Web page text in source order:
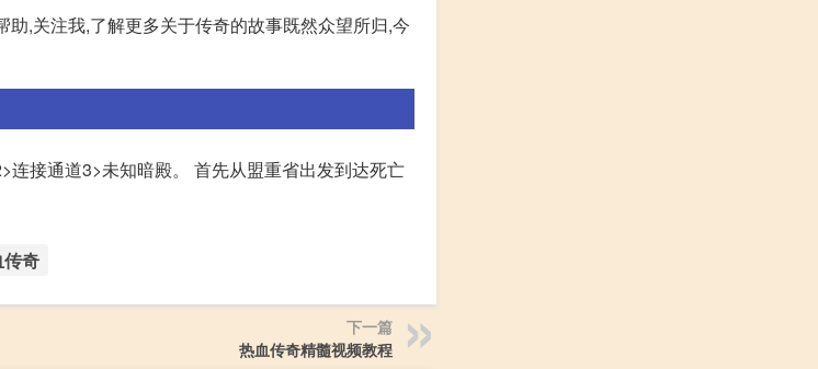
,关注我,了解更多关于传奇的故事既然众望所归,今
接通道3>未知暗殿。 首先从盟重省出发到达死亡
奇
下一篇
热血传奇精髓视频教程